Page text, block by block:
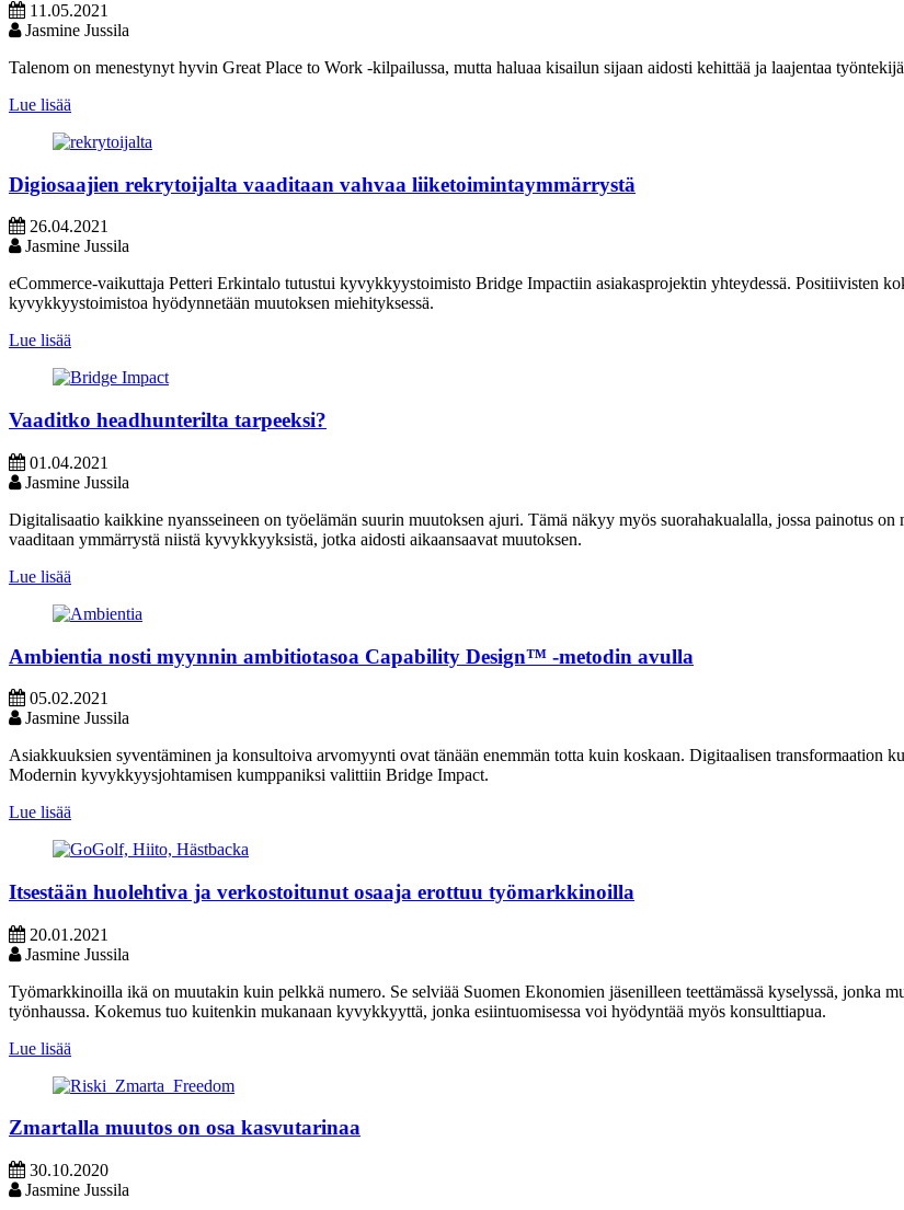
11.05.2021
Jasmine Jussila
Talenom on menestynyt hyvin Great Place to Work -kilpailussa, mutta haluaa kisailun sijaan aidosti kehittää ja laajentaa
Lue lisää
Digiosaajien rekrytoijalta vaaditaan vahvaa liiketoimintaymmärrystä
26.04.2021
Jasmine Jussila
eCommerce-vaikuttaja Petteri Erkintalo tutustui kyvykkyystoimisto Bridge Impactiin asiakasprojektin yhteydessä. Positiivisten
kyvykkyystoimistoa hyödynnetään muutoksen miehityksessä.
Lue lisää
Vaaditko headhunterilta tarpeeksi?
01.04.2021
Jasmine Jussila
Digitalisaatio kaikkine nyansseineen on työelämän suurin muutoksen ajuri. Tämä näkyy myös suorahakualalla, jossa painotus
vaaditaan ymmärrystä niistä kyvykkyyksistä, jotka aidosti aikaansaavat muutoksen.
Lue lisää
Ambientia nosti myynnin ambitiotasoa Capability Design™ -metodin avulla
05.02.2021
Jasmine Jussila
Asiakkuuksien syventäminen ja konsultoiva arvomyynti ovat tänään enemmän totta kuin koskaan. Digitaalisen transformaation
Modernin kyvykkyysjohtamisen kumppaniksi valittiin Bridge Impact.
Lue lisää
Itsestään huolehtiva ja verkostoitunut osaaja erottuu työmarkkinoilla
20.01.2021
Jasmine Jussila
Työmarkkinoilla ikä on muutakin kuin pelkkä numero. Se selviää Suomen Ekonomien jäsenilleen teettämässä kyselyssä, jonka
työnhaussa. Kokemus tuo kuitenkin mukanaan kyvykkyyttä, jonka esiintuomisessa voi hyödyntää myös konsulttiapua.
Lue lisää
Zmartalla muutos on osa kasvutarinaa
30.10.2020
Jasmine Jussila